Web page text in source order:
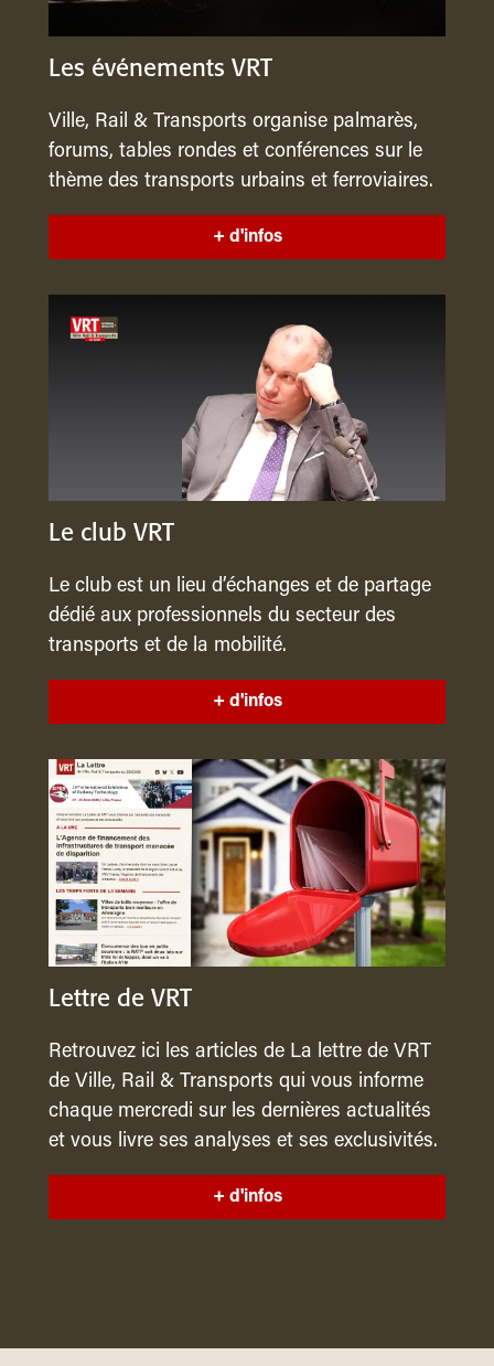
Les événements VRT
Ville, Rail & Transports organise palmarès,
forums, tables rondes et conférences sur le
thème des transports urbains et ferroviaires.
+ d'infos
Le club VRT
Le club est un lieu d’échanges et de partage
dédié aux professionnels du secteur des
transports et de la mobilité.
+ d'infos
Lettre de VRT
Retrouvez ici les articles de La lettre de VRT
de Ville, Rail & Transports qui vous informe
chaque mercredi sur les dernières actualités
et vous livre ses analyses et ses exclusivités.
+ d'infos